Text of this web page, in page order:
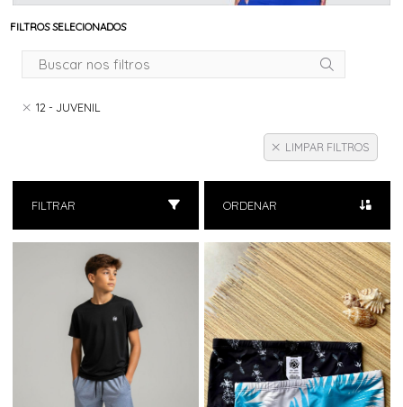
FILTROS SELECIONADOS
12 - JUVENIL
LIMPAR FILTROS
FILTRAR ORDENAR